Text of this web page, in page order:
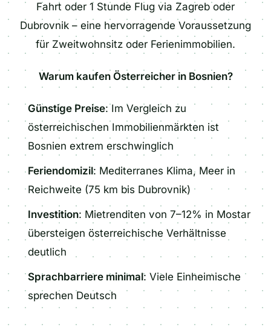
Fahrt oder 1 Stunde Flug via Zagreb oder
Dubrovnik – eine hervorragende Voraussetzung
für Zweitwohnsitz oder Ferienimmobilien.
Warum kaufen Österreicher in Bosnien?
Günstige Preise: Im Vergleich zu
österreichischen Immobilienmärkten ist
Bosnien extrem erschwinglich
Feriendomizil: Mediterranes Klima, Meer in
Reichweite (75 km bis Dubrovnik)
Investition: Mietrenditen von 7–12% in Mostar
übersteigen österreichische Verhältnisse
deutlich
Sprachbarriere minimal: Viele Einheimische
sprechen Deutsch